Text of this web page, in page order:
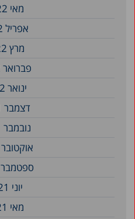
מאי 2022
אפריל 2022
מרץ 2022
פברואר 2022
ינואר 2022
דצמבר 2021
נובמבר 2021
אוקטובר 2021
ספטמבר 2021
יוני 2021
מאי 2021